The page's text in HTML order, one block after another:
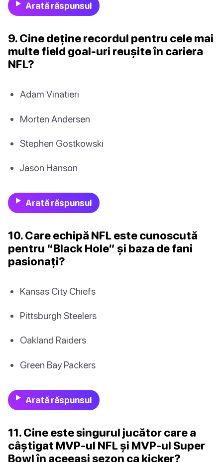
Arată răspunsul
9. Cine deține recordul pentru cele mai
multe field goal-uri reușite în cariera
NFL?
Adam Vinatieri
Morten Andersen
Stephen Gostkowski
Jason Hanson
Arată răspunsul
10. Care echipă NFL este cunoscută
pentru “Black Hole” și baza de fani
pasionați?
Kansas City Chiefs
Pittsburgh Steelers
Oakland Raiders
Green Bay Packers
Arată răspunsul
11. Cine este singurul jucător care a
câștigat MVP-ul NFL și MVP-ul Super
Bowl în aceeași sezon ca kicker?